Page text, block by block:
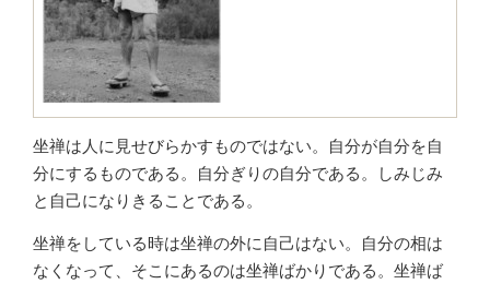
坐禅は人に見せびらかすものではない。自分が自分を自
分にするものである。自分ぎりの自分である。しみじみ
と自己になりきることである。
坐禅をしている時は坐禅の外に自己はない。自分の相は
なくなって、そこにあるのは坐禅ばかりである。坐禅ば